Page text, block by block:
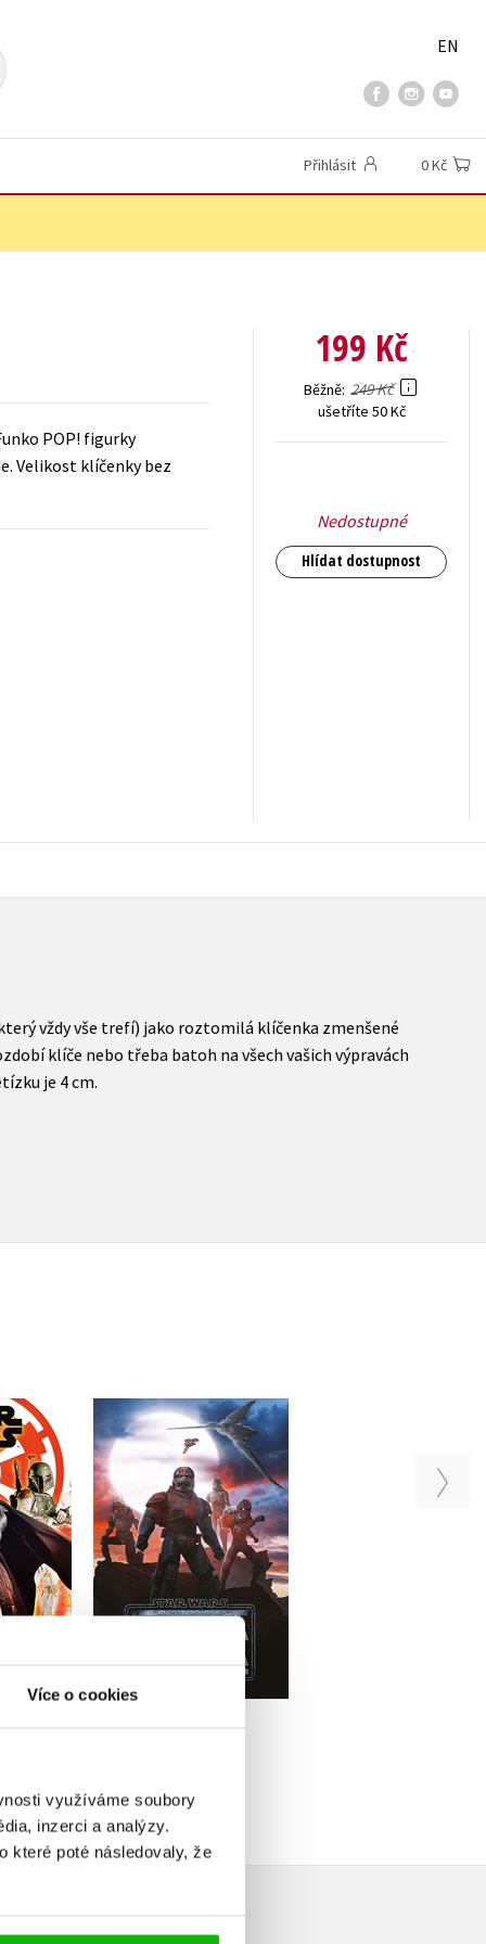
Více o cookies
využíváme soubory
inzerci a analýzy.
které poté následovaly, že
EN
Přihlásit 0 Kč
POP! figurky
Velikost klíčenky bez
199 Kč
Běžně 249 Kč
ušetříte 50 Kč
Nedostupné
Hlídat dostupnost
vždy vše trefí) jako roztomilá klíčenka zmenšené
klíče nebo třeba batoh na všech vašich výpravách
je 4 cm.
Mega
Star Wars - Vadná
várka
S. T. Bende
Do košíku
299 Kč
Kolektiv